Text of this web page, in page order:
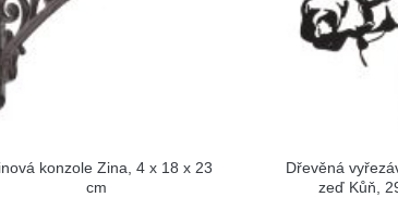
konzole Zina, 4 x 18 x 23
cm
Dřevěná
zeď Kůň,